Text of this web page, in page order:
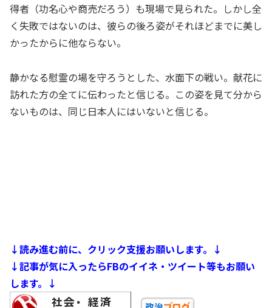
得者（功名心や商売だろう）も現場で見られた。しかし全
く失敗ではないのは、彼らの後ろ姿がそれほどまでに美し
かったからに他ならない。
静かなる慰霊の場を守ろうとした、水面下の戦い。献花に
訪れた方の全てに伝わったと信じる。この姿を見て分から
ないものは、同じ日本人にはいないと信じる。
↓読み進む前に、クリック支援お願いします。↓
↓記事が気に入ったらFBのイイネ・ツイート等もお願い
します。↓